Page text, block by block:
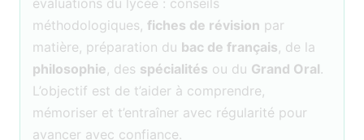
évaluations du lycée : conseils
méthodologiques, fiches de révision par
matière, préparation du bac de français, de la
philosophie, des spécialités ou du Grand Oral.
L’objectif est de t’aider à comprendre,
mémoriser et t’entraîner avec régularité pour
avancer avec confiance.